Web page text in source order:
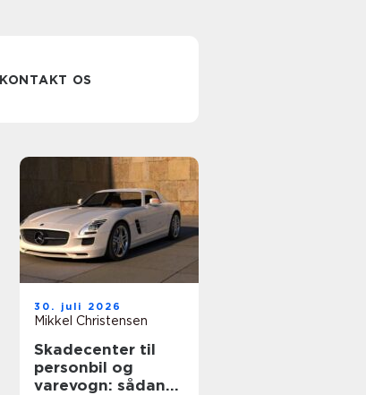
KONTAKT OS
30. juli 2026
Mikkel Christensen
Skadecenter til
personbil og
varevogn: sådan